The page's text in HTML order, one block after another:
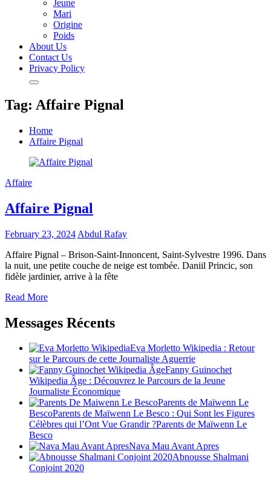
Jeune
Mari
Origine
Poids
About Us
Contact Us
Privacy Policy
Tag: Affaire Pignal
Home
Affaire Pignal
Affaire
Affaire Pignal
February 23, 2024 Abdul Rafay
Affaire Pignal – Brison-Saint-Innoncent, Saint-Sylvestre 1996. Dans
la nuit, une petite couche de neige est tombée. Daniil Princic, son
fidèle jardinier, arrive à la fête
Read More
Messages Récents
Eva Morletto Wikipedia : Retour
sur le Parcours de cette Journaliste Aguerrie
Fanny Guinochet
Wikipedia Âge : Découvrez le Parcours de la Jeune
Journaliste Économique
Parents de Maïwenn Le
BescoParents de Maïwenn Le Besco : Qui Sont les Figures
Célèbres qui l’Ont Vue Grandir ?Parents de Maïwenn Le
Besco
Nava Mau Avant Apres
Abnousse Shalmani
Conjoint 2020